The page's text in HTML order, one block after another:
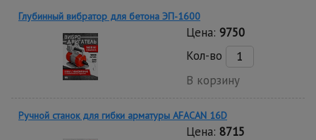
Глубинный вибратор для бетона ЭП-1600
Цена: 9750
Кол-во
В корзину
Ручной станок для гибки арматуры AFACAN 16D
Цена: 8715